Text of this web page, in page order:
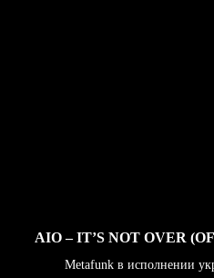
AIO – IT’S NOT OVER
Metafunk в исполнении